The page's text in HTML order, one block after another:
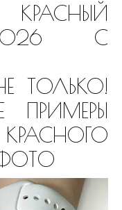
С
ТОЛЬКО!
ПРИМЕРЫ